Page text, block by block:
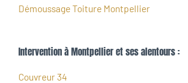
Démoussage Toiture Montpellier
Intervention à Montpellier et ses alentours :
Couvreur 34